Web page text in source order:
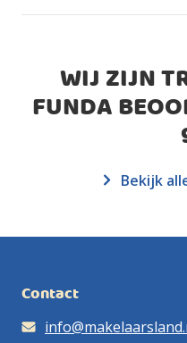
WIJ ZIJN
FUNDA
Bekijk
Contact